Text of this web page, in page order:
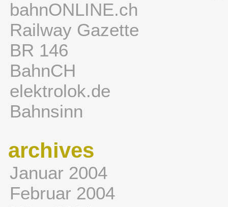
bahnONLINE.ch
Railway Gazette
BR 146
BahnCH
elektrolok.de
Bahnsinn
archives
Januar 2004
Februar 2004